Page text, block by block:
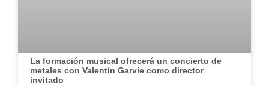
​La formación musical ofrecerá un concierto de
metales con Valentín Garvie como director
invitado ​